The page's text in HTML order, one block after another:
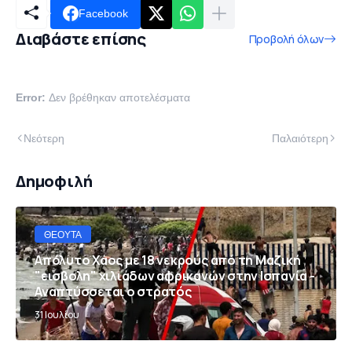
Facebook
Διαβάστε επίσης Προβολή όλων
Error: Δεν βρέθηκαν αποτελέσματα
Νεότερη Παλαιότερη
Δημοφιλή
ΘΈΟΥΤΑ
Απόλυτο Χάος με 18 νεκρούς από τη Μαζική
"εισβολη" χιλιάδων αφρικανών στην Ισπανία -
Αναπτύσσεται ο στρατός
31 Ιουλίου